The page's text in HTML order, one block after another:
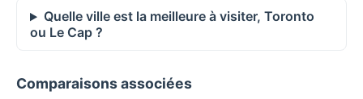
Quelle ville est la meilleure à visiter, Toronto
ou Le Cap ?
Comparaisons associées